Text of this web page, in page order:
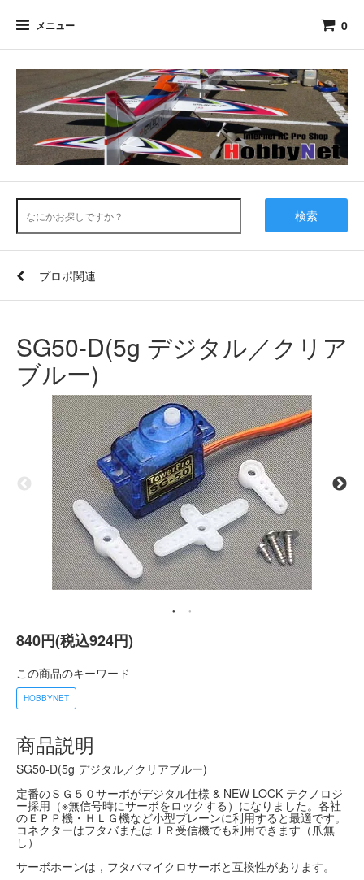
メニュー 0
検索
プロポ関連
SG50-D(5g デジタル／クリア
ブルー)
840円(税込924円)
この商品のキーワード
HOBBYNET
商品説明
SG50-D(5g デジタル／クリアブルー)
定番のＳＧ５０サーボがデジタル仕様 & NEW LOCK テクノロジ
ー採用（※無信号時にサーボをロックする）になりました。各社
のＥＰＰ機・ＨＬＧ機など小型プレーンに利用すると最適です。
コネクターはフタバまたはＪＲ受信機でも利用できます（爪無
し）
サーボホーンは，フタバマイクロサーボと互換性があります。